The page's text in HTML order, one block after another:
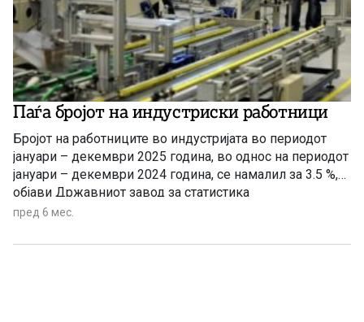
Паѓа бројот на индустриски работници
Бројот на работниците во индустријата во периодот
јануари – декември 2025 година, во однос на периодот
јануари – декември 2024 година, се намалил за 3.5 %,
објави Државниот завод за статистика
пред 6 мес.